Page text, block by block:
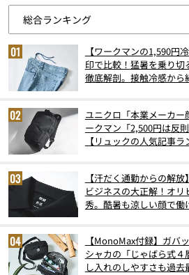
【ワークマンの1,590円
印で比較！猛暑を乗り切
徹底解剖。接触冷感から
ユニクロ「本業メーカ
ークマン「2,500円は反
【リュックの人気記事
【汗だく通勤からの解
ビジネスの大正解！オ
秀。酷暑も涼しい顔で働
【MonoMax付録】ガバ
シャカの「じゃばら式
し入れのしやすさも過去